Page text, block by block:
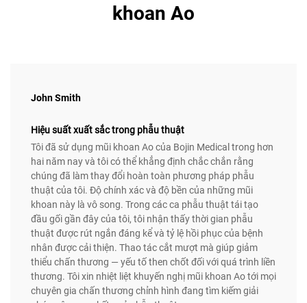
khoan Ao
John Smith
Hiệu suất xuất sắc trong phẫu thuật
Tôi đã sử dụng mũi khoan Ao của Bojin Medical trong hơn
hai năm nay và tôi có thể khẳng định chắc chắn rằng
chúng đã làm thay đổi hoàn toàn phương pháp phẫu
thuật của tôi. Độ chính xác và độ bền của những mũi
khoan này là vô song. Trong các ca phẫu thuật tái tạo
đầu gối gần đây của tôi, tôi nhận thấy thời gian phẫu
thuật được rút ngắn đáng kể và tỷ lệ hồi phục của bệnh
nhân được cải thiện. Thao tác cắt mượt mà giúp giảm
thiểu chấn thương — yếu tố then chốt đối với quá trình liền
thương. Tôi xin nhiệt liệt khuyến nghị mũi khoan Ao tới mọi
chuyên gia chấn thương chỉnh hình đang tìm kiếm giải